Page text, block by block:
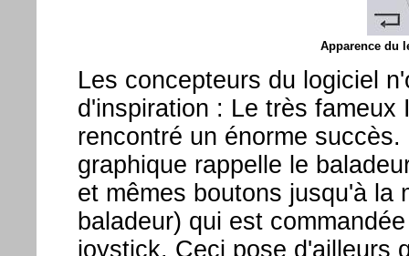
Apparence du
Les concepteurs du logiciel
d'inspiration : Le très fameux
rencontré un énorme
graphique rappelle le
et mêmes boutons jusqu'à la
baladeur) qui est
joystick. Ceci pose d'ailleurs